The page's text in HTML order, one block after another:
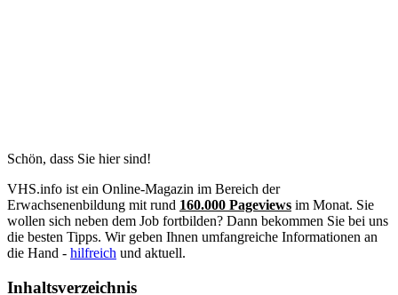
Schön, dass Sie hier sind!
VHS.info ist ein Online-Magazin im Bereich der
Erwachsenenbildung mit rund 160.000 Pageviews im Monat. Sie
wollen sich neben dem Job fortbilden? Dann bekommen Sie bei uns
die besten Tipps. Wir geben Ihnen umfangreiche Informationen an
die Hand - hilfreich und aktuell.
Inhaltsverzeichnis